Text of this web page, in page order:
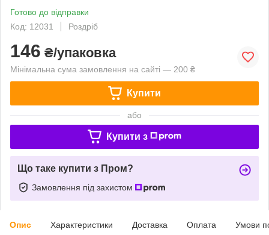
Готово до відправки
Код: 12031
Роздріб
146 ₴/упаковка
Мінімальна сума замовлення на сайті — 200 ₴
Купити
або
Купити з
Що таке купити з Пром?
Замовлення під захистом
Опис Характеристики Доставка Оплата Умови